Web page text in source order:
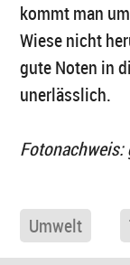
kommt man
Wiese nicht
gute Noten in
unerlässlich.
Umwelt